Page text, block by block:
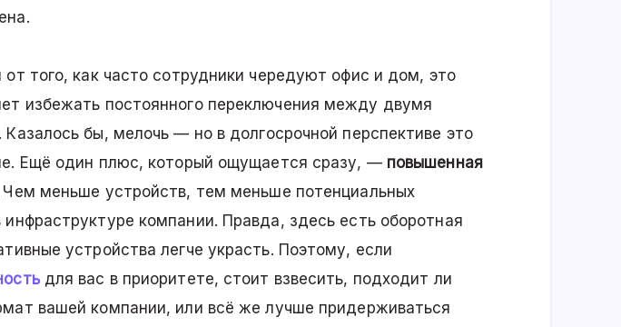
от того, как часто сотрудники чередуют офис и дом, это
избежать постоянного переключения между двумя
Казалось бы, мелочь — но в долгосрочной перспективе это
Ещё один плюс, который ощущается сразу, — повышенная
Чем меньше устройств, тем меньше потенциальных
инфраструктуре компании. Правда, здесь есть оборотная
устройства легче украсть. Поэтому, если
для вас в приоритете, стоит взвесить, подходит ли
вашей компании, или всё же лучше придерживаться